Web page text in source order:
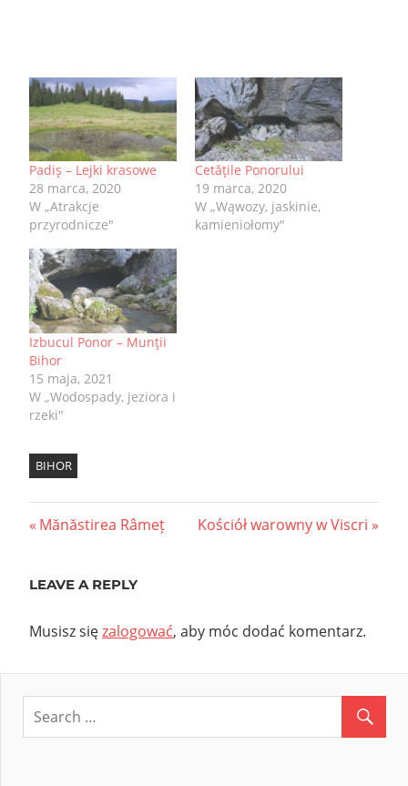
Padiş – Lejki krasowe
28 marca, 2020
W „Atrakcje
przyrodnicze"
Cetăţile Ponorului
19 marca, 2020
W „Wąwozy, jaskinie,
kamieniołomy"
Izbucul Ponor – Munţii
Bihor
15 maja, 2021
W „Wodospady, jeziora i
rzeki"
BIHOR
Nawigacja
Previous
Mănăstirea Râmeț
Next
Kościół warowny w Viscri
LEAVE A REPLY
Musisz sięzalogować, aby móc dodać komentarz.